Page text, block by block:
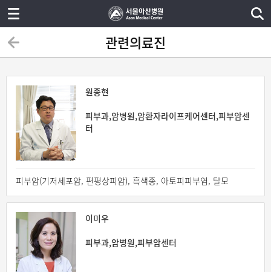
관련의료진
원종현
피부과,암병원,암환자라이프케어센터,피부암센
터
피부암(기저세포암, 편평상피암), 흑색종, 아토피피부염, 탈모
이미우
피부과,암병원,피부암센터